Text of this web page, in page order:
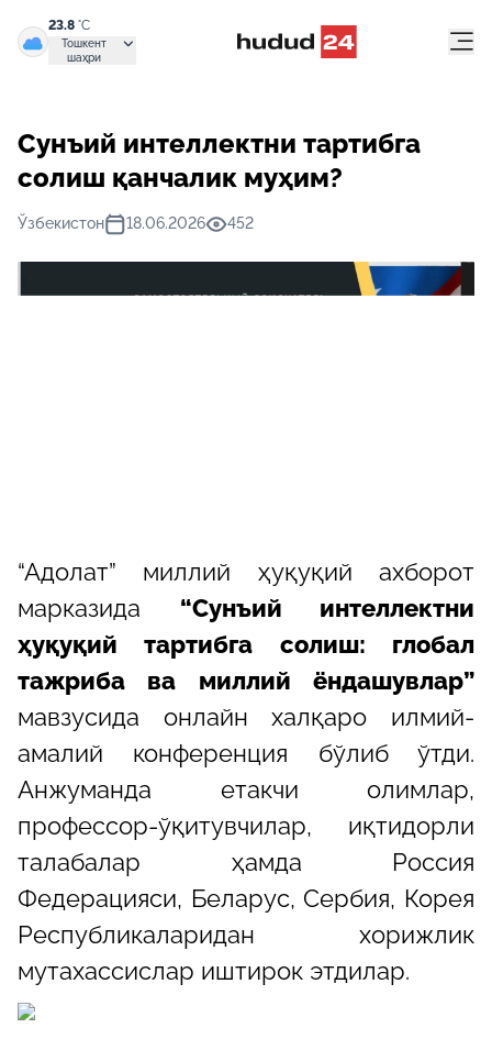
23.8 °C
Тошкент
шаҳри
Сунъий интеллектни тартибга
солиш қанчалик муҳим?
Ўзбекистон 18.06.2026 452
“Адолат” миллий ҳуқуқий ахборот
марказида “Сунъий интеллектни
ҳуқуқий тартибга солиш: глобал
тажриба ва миллий ёндашувлар”
мавзусида онлайн халқаро илмий-
амалий конференция бўлиб ўтди.
Анжуманда етакчи олимлар,
профессор-ўқитувчилар, иқтидорли
талабалар ҳамда Россия
Федерацияси, Беларус, Сербия, Корея
Республикаларидан хорижлик
мутахассислар иштирок этдилар.